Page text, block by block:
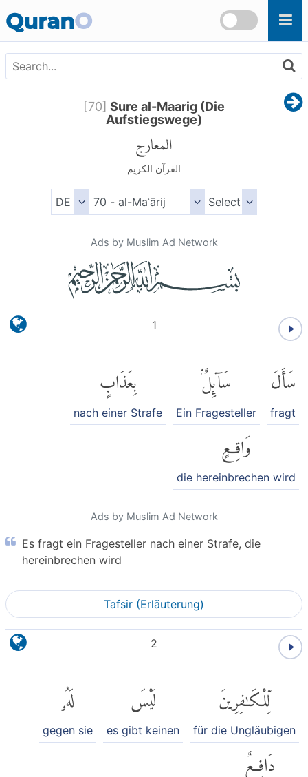
QuranO
[70] Sure al-Maarig (Die
Aufstiegswege)
المعارج
القرآن الكريم
Ads by Muslim Ad Network
1
سَأَلَ
fragt
سَآئِلٌۢ
Ein Fragesteller
بِعَذَابٍ
nach einer Strafe
وَاقِعٍ
die hereinbrechen wird
Ads by Muslim Ad Network
Es fragt ein Fragesteller nach einer Strafe, die
hereinbrechen wird
Tafsir (Erläuterung)
2
لِّلْكَٰفِرِينَ
für die Ungläubigen
لَيْسَ
es gibt keinen
لَهُۥ
gegen sie
دَافِعٌ